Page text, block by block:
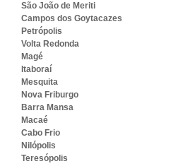
São João de Meriti
Campos dos Goytacazes
Petrópolis
Volta Redonda
Magé
Itaboraí
Mesquita
Nova Friburgo
Barra Mansa
Macaé
Cabo Frio
Nilópolis
Teresópolis